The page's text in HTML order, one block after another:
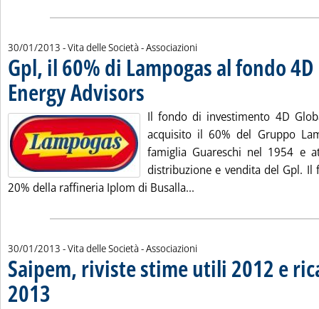
30/01/2013 - Vita delle Società - Associazioni
Gpl, il 60% di Lampogas al fondo
Energy Advisors . Pubblicata mercoledì 30 gennaio 2013 alle 11.9.
Il fondo di investimento 4D
acquisito il 60% del Gruppo
famiglia Guareschi nel 1954 e
distribuzione e vendita del Gpl. Il
20% della raffineria Iplom di Busalla...
30/01/2013 - Vita delle Società - Associazioni
Saipem, riviste stime utili 2012 e
2013